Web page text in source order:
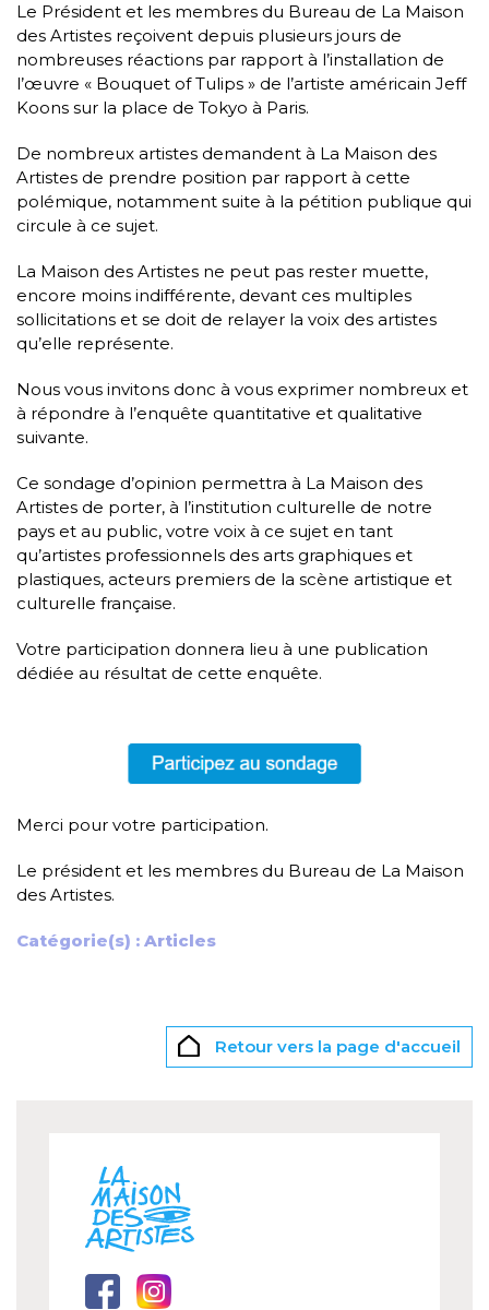
Le Président et les membres du Bureau de La Maison
des Artistes reçoivent depuis plusieurs jours de
nombreuses réactions par rapport à l’installation de
l’œuvre « Bouquet of Tulips » de l’artiste américain Jeff
Koons sur la place de Tokyo à Paris.
De nombreux artistes demandent à La Maison des
Artistes de prendre position par rapport à cette
polémique, notamment suite à la pétition publique qui
circule à ce sujet.
La Maison des Artistes ne peut pas rester muette,
encore moins indifférente, devant ces multiples
sollicitations et se doit de relayer la voix des artistes
qu’elle représente.
Nous vous invitons donc à vous exprimer nombreux et
à répondre à l’enquête quantitative et qualitative
suivante.
Ce sondage d’opinion permettra à La Maison des
Artistes de porter, à l’institution culturelle de notre
pays et au public, votre voix à ce sujet en tant
qu’artistes professionnels des arts graphiques et
plastiques, acteurs premiers de la scène artistique et
culturelle française.
Votre participation donnera lieu à une publication
dédiée au résultat de cette enquête.
Merci pour votre participation.
Le président et les membres du Bureau de La Maison
des Artistes.
Catégorie(s) : Articles
Retour vers la page d'accueil